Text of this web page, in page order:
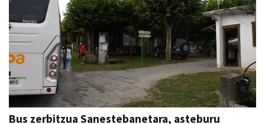
Bus zerbitzua Sanestebanetara, asteburu